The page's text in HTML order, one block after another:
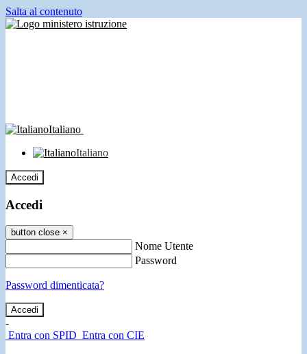
Salta al contenuto
Italiano
Italiano
Accedi
Accedi
button close ×
Nome Utente
Password
Password dimenticata?
-
Entra con SPID Entra con CIE